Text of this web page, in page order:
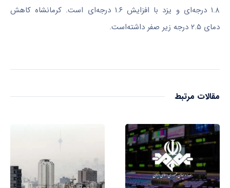
۱.۸ درجه‌ای و یزد با افزایش ۱.۶ درجه‌ای است. کرمانشاه کاهش
دمای ۲.۵ درجه زیر صفر داشته‌است.
مقالات مرتبط